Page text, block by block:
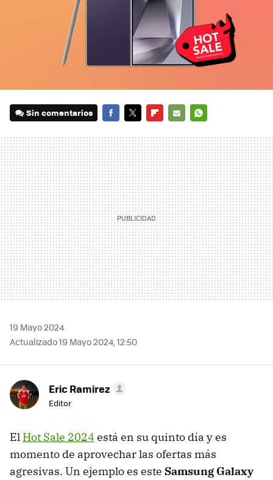
Sin comentarios
MAIL
19 Mayo 2024
Actualizado 19 Mayo 2024, 12:50
Eric Ramirez
Editor
El Hot Sale 2024 está en su quinto día y es
momento de aprovechar las ofertas más
agresivas. Un ejemplo es este Samsung Galaxy